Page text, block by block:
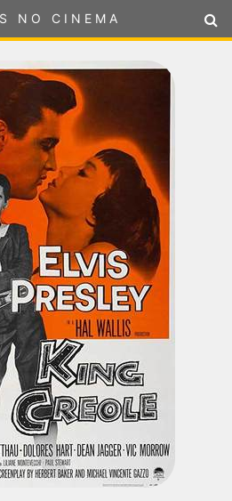
NO CINEMA
sua localização
localizador de filmes e
dele, você pode
próximos a você ou a
Você pode também
horários, assistir aos